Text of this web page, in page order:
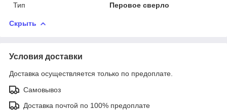
Тип
Перовое сверло
Скрыть
Условия доставки
Доставка осуществляется только по предоплате.
Самовывоз
Доставка почтой по 100% предоплате